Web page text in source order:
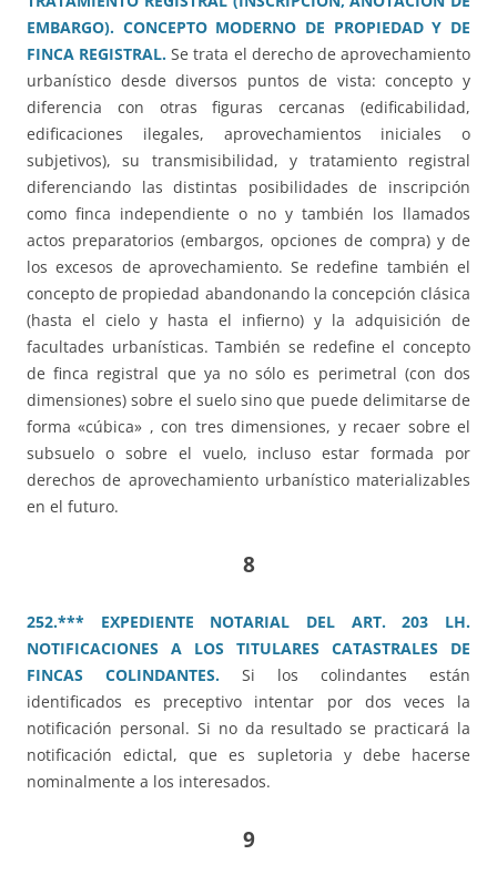
EMBARGO). CONCEPTO MODERNO DE PROPIEDAD Y DE
FINCA REGISTRAL. Se trata el derecho de aprovechamiento
urbanístico desde diversos puntos de vista: concepto y
diferencia con otras figuras cercanas (edificabilidad,
edificaciones ilegales, aprovechamientos iniciales o
subjetivos), su transmisibilidad, y tratamiento registral
diferenciando las distintas posibilidades de inscripción
como finca independiente o no y también los llamados
actos preparatorios (embargos, opciones de compra) y de
los excesos de aprovechamiento. Se redefine también el
concepto de propiedad abandonando la concepción clásica
(hasta el cielo y hasta el infierno) y la adquisición de
facultades urbanísticas. También se redefine el concepto
de finca registral que ya no sólo es perimetral (con dos
dimensiones) sobre el suelo sino que puede delimitarse de
forma «cúbica» , con tres dimensiones, y recaer sobre el
subsuelo o sobre el vuelo, incluso estar formada por
derechos de aprovechamiento urbanístico materializables
en el futuro.
8
252.*** EXPEDIENTE NOTARIAL DEL ART. 203 LH.
NOTIFICACIONES A LOS TITULARES CATASTRALES DE
FINCAS COLINDANTES. Si los colindantes están
identificados es preceptivo intentar por dos veces la
notificación personal. Si no da resultado se practicará la
notificación edictal, que es supletoria y debe hacerse
nominalmente a los interesados.
9